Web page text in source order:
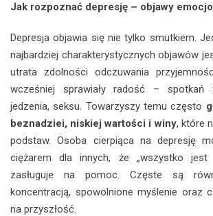
Jak rozpoznać depresję – objawy
Depresja objawia się nie tylko smutkiem.
najbardziej charakterystycznych objawów
utrata zdolności odczuwania
wcześniej sprawiały radość – spotkań
jedzenia, seksu. Towarzyszy temu często
beznadziei, niskiej wartości i winy, które
podstaw. Osoba cierpiąca na depresję
ciężarem dla innych, że „wszystko
zasługuje na pomoc. Częste są
koncentracją, spowolnione myślenie oraz
na przyszłość.